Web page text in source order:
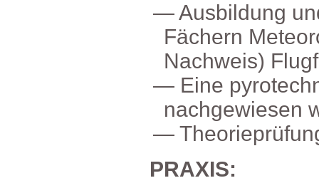
PRAXIS: